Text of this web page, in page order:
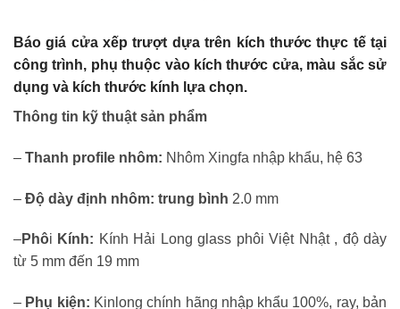
Báo giá cửa xếp trượt dựa trên kích thước thực tế tại
công trình, phụ thuộc vào kích thước cửa, màu sắc sử
dụng và kích thước kính lựa chọn.
Thông tin kỹ thuật sản phẩm
– Thanh profile nhôm: Nhôm Xingfa nhập khẩu, hệ 63
– Độ dày định nhôm: trung bình 2.0 mm
–Phôi Kính: Kính Hải Long glass phôi Việt Nhật , độ dày
từ 5 mm đến 19 mm
– Phụ kiện: Kinlong chính hãng nhập khẩu 100%, ray, bản